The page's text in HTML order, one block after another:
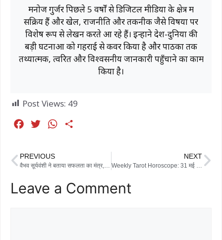
मनोज गुर्जर पिछले 5 वर्षों से डिजिटल मीडिया के क्षेत्र में
सक्रिय हैं और खेल, राजनीति और तकनीक जैसे विषयों पर
विशेष रूप से लेखन करते आ रहे हैं। इन्होंने देश-दुनिया की
बड़ी घटनाओं को गहराई से कवर किया है और पाठकों तक
तथ्यात्मक, त्वरित और विश्वसनीय जानकारी पहुँचाने का काम
किया है।
Post Views: 49
e
o
t
e
W
t
A
r
PREVIOUS
वैभव सूर्यवंशी ने बताया सफलता का मंत्र, बोले- टीम की जीत शतक से ज्यादा जरूरी
NEXT
Weekly Tarot Horoscope: 31 मई से 6 जून तक किस्मत किसका देगी साथ? जानिए मेष से कन्या राशि का टैरो भविष्यफल
Leave a Comment